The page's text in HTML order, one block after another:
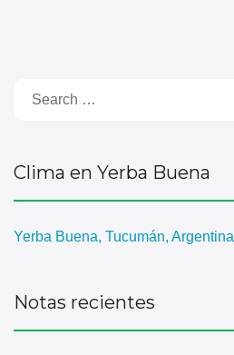
Clima en Yerba Buena
Yerba Buena, Tucumán, Argentina
Notas recientes